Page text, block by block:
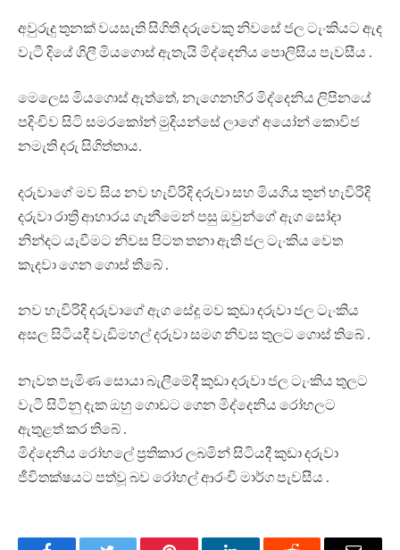
අවුරුදු තුනක් වයසැති සිගිති දරුවෙකු නිවසේ ජල ටැංකියට ඇද
වැටී දියේ ගිලී මියගොස් ඇතැයි මිද්දෙනිය පොලිසිය පැවසීය .
මෙලෙස මියගොස් ඇත්තේ, නැගෙනහිර මිද්දෙනිය ලිපිනයේ
පදිංචිව සිටි සමරකෝන් මුදියන්සේ ලාගේ අයෝන් කොවිජ
නමැති දරු සිගිත්තාය.
දරුවාගේ මව සිය නව හැවිරිදි දරුවා සහ මියගිය තුන් හැවිරිදි
දරුවා රාත්‍රි ආහාරය ගැනීමෙන් පසු ඔවුන්ගේ ඇග සෝදා
නින්දට යැවීමට නිවස පිටත තනා ඇති ජල ටැංකිය වෙත
කැදවා ගෙන ගොස් තිබේ .
නව හැවිරිදි දරුවාගේ ඇග සේදූ මව කුඩා දරුවා ජල ටැංකිය
අසල සිටියදී වැඩිමහල් දරුවා සමග නිවස තුලට ගොස් තිබේ .
නැවත පැමිණ සොයා බැලීමේදී කුඩා දරුවා ජල ටැංකිය තුලට
වැටී සිටිනු දැක ඔහු ගොඩට ගෙන මිද්දෙනිය රෝහලට
ඇතුළත් කර තිබේ .
මිද්දෙනිය රෝහලේ ප්‍රතිකාර ලබමින් සිටියදී කුඩා දරුවා
ජීවිතක්ෂයට පත්වූ බව රෝහල් ආරංචි මාර්ග පැවසීය .